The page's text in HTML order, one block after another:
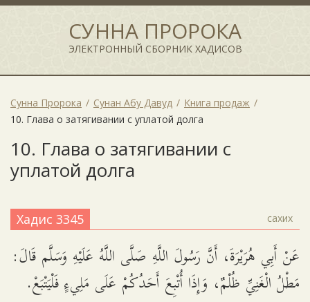
СУННА ПРОРОКА
ЭЛЕКТРОННЫЙ СБОРНИК ХАДИСОВ
Сунна Пророка Сунан Абу Давуд
Книга продаж
10. Глава о затягивании с уплатой долга
10. Глава о затягивании с
уплатой долга
Хадис 3345 сахих
عَنْ أَبِي هُرَيْرَةَ، أَنَّ رَسُولَ اللَّهِ صَلَّى اللَّهُ عَلَيْهِ وَسَلَّم قَالَ:
مَطْلُ الْغَنِيِّ ظُلْمٌ، وَإِذَا أُتْبِعَ أَحَدُكُمْ عَلَى مَلِيءٍ فَلْيَتْبَعْ.